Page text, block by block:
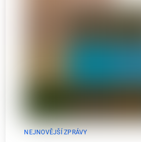
NEJNOVĚJŠÍ ZPRÁVY